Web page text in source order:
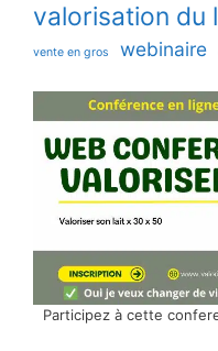
valorisation du
vente en gros webinaire
Participez à cette